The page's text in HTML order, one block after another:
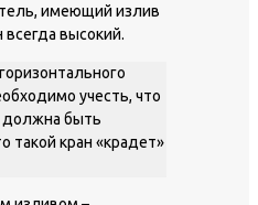
имеющий излив
всегда высокий.
учесть, что
должна быть
такой кран «крадет»